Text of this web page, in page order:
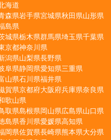
海道
森県岩手県宮城県秋田県山形県
島県
城県栃木県群馬県埼玉県千葉県
京都神奈川県
潟県山梨県長野県
阜県静岡県愛知県三重県
山県石川県福井県
賀県京都府大阪府兵庫県奈良県
歌山県
取県島根県岡山県広島県山口県
島県香川県愛媛県高知県
岡県佐賀県長崎県熊本県大分県